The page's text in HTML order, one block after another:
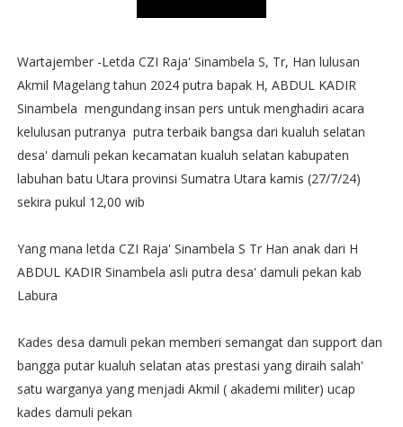
Wartajember -Letda CZI Raja' Sinambela S, Tr, Han lulusan
Akmil Magelang tahun 2024 putra bapak H, ABDUL KADIR
Sinambela mengundang insan pers untuk menghadiri acara
kelulusan putranya putra terbaik bangsa dari kualuh selatan
desa' damuli pekan kecamatan kualuh selatan kabupaten
labuhan batu Utara provinsi Sumatra Utara kamis (27/7/24)
sekira pukul 12,00 wib
Yang mana letda CZI Raja' Sinambela S Tr Han anak dari H
ABDUL KADIR Sinambela asli putra desa' damuli pekan kab
Labura
Kades desa damuli pekan memberi semangat dan support dan
bangga putar kualuh selatan atas prestasi yang diraih salah'
satu warganya yang menjadi Akmil ( akademi militer) ucap
kades damuli pekan